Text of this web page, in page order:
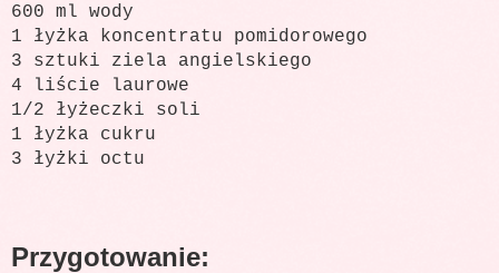
600 ml wody
1 łyżka koncentratu pomidorowego
3 sztuki ziela angielskiego
4 liście laurowe
1/2 łyżeczki soli
1 łyżka cukru
3 łyżki octu
Przygotowanie: